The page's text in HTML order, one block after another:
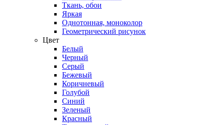
Ткань, обои
Яркая
Однотонная, моноколор
Геометрический рисунок
Цвет
Белый
Черный
Серый
Бежевый
Коричневый
Голубой
Синий
Зеленый
Красный